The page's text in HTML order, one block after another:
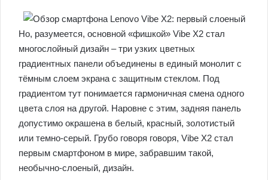
Но, разумеется, основной «фишкой» Vibe X2 стал
многослойный дизайн – три узких цветных
градиентных панели объединены в единый монолит с
тёмным слоем экрана с защитным стеклом. Под
градиентом тут понимается гармоничная смена одного
цвета слоя на другой. Наровне с этим, задняя панель
допустимо окрашена в белый, красный, золотистый
или темно-серый. Грубо говоря говоря, Vibe X2 стал
первым смартфоном в мире, забравшим такой,
необычно-слоеный, дизайн.